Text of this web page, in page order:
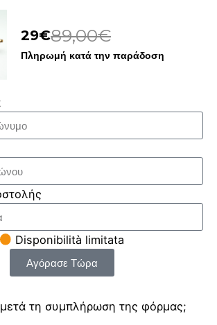
29€89,00€
Πληρωμή κατά την παράδοση
Disponibilità limitata
Αγόρασε Τώρα
μετά τη συμπλήρωση της φόρμας;